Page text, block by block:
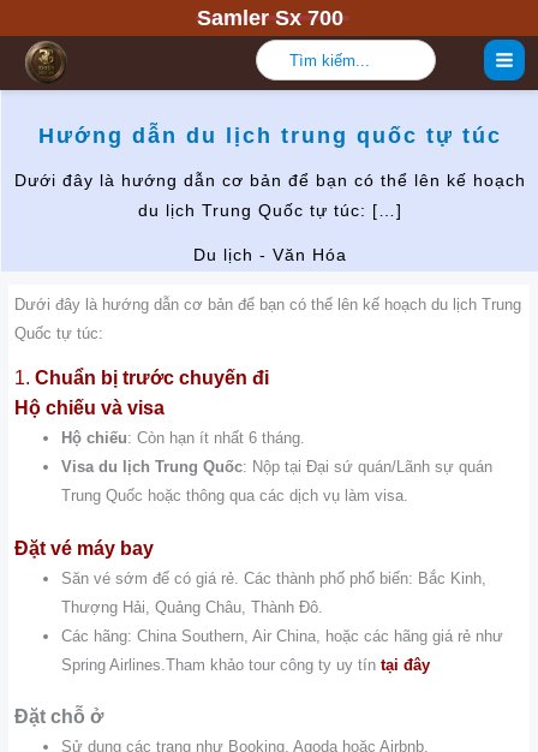
tới
Samler Sx 700
kiếm:
Hướng dẫn du lịch trung quốc tự túc
Dưới đây là hướng dẫn cơ bản để bạn có thể lên kế hoạch
du lịch Trung Quốc tự túc: […]
Du lịch - Văn Hóa
Dưới đây là hướng dẫn cơ bản để bạn có thể lên kế hoạch du lịch Trung
Quốc tự túc:
1.Chuẩn bị trước chuyến đi
Hộ chiếu và visa
Hộ chiếu: Còn hạn ít nhất 6 tháng.
Visa du lịch Trung Quốc: Nộp tại Đại sứ quán/Lãnh sự quán
Trung Quốc hoặc thông qua các dịch vụ làm visa.
Đặt vé máy bay
Săn vé sớm để có giá rẻ. Các thành phố phổ biến: Bắc Kinh,
Thượng Hải, Quảng Châu, Thành Đô.
Các hãng: China Southern, Air China, hoặc các hãng giá rẻ như
Spring Airlines.Tham khảo tour công ty uy tín tại đây
Đặt chỗ ở
Sử dụng các trang như Booking, Agoda hoặc Airbnb.